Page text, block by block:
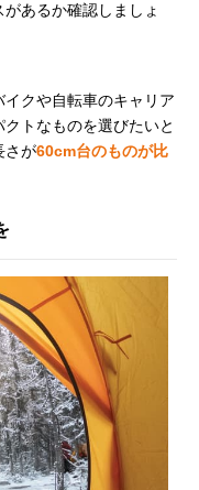
あるか確認しましょ
クや自転車のキャリア
トなものを選びたいと
さが60cm台のものが比